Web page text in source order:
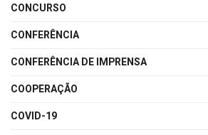
CONCURSO
CONFERÊNCIA
CONFERÊNCIA DE IMPRENSA
COOPERAÇÃO
COVID-19